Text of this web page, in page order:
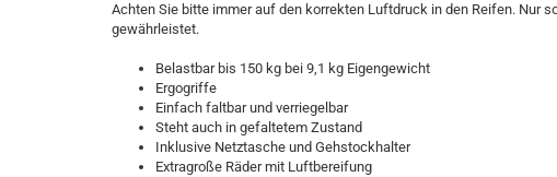
Achten Sie bitte immer auf den korrekten Luftdruck in den Reifen. Nur
gewährleistet.
Belastbar bis 150 kg bei 9,1 kg Eigengewicht
Ergogriffe
Einfach faltbar und verriegelbar
Steht auch in gefaltetem Zustand
Inklusive Netztasche und Gehstockhalter
Extragroße Räder mit Luftbereifung